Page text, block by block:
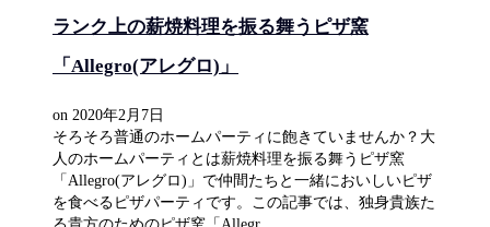
ランク上の薪焼料理を振る舞うピザ窯
「Allegro(アレグロ)」
on 2020年2月7日
そろそろ普通のホームパーティに飽きていませんか？大
人のホームパーティとは薪焼料理を振る舞うピザ窯
「Allegro(アレグロ)」で仲間たちと一緒においしいピザ
を食べるピザパーティです。この記事では、独身貴族た